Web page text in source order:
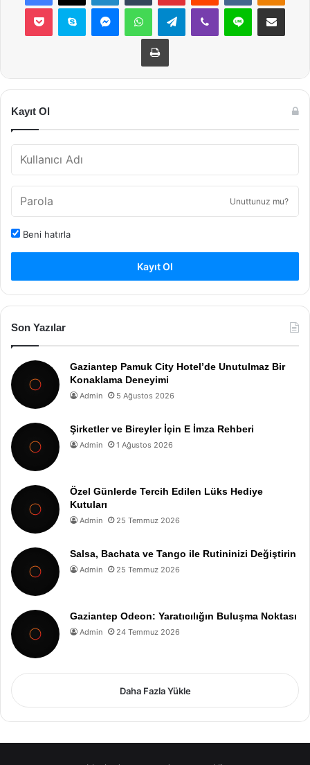
Pocket Skype MessengerWhatsAppTelegramViber Line E-Posta ile
Yazdır
Kayıt Ol
Unuttunuz mu?
Beni hatırla
Kayıt Ol
Son Yazılar
Gaziantep Pamuk City Hotel’de Unutulmaz Bir
Konaklama Deneyimi
Admin 5 Ağustos 2026
Şirketler ve Bireyler İçin E İmza Rehberi
Admin 1 Ağustos 2026
Özel Günlerde Tercih Edilen Lüks Hediye
Kutuları
Admin 25 Temmuz 2026
Salsa, Bachata ve Tango ile Rutininizi Değiştirin
Admin 25 Temmuz 2026
Gaziantep Odeon: Yaratıcılığın Buluşma Noktası
Admin 24 Temmuz 2026
Daha Fazla Yükle